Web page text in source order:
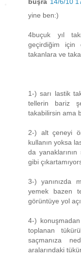
büşra 14/6/10
yine ben:)
4buçuk yıl
geçirdiğim için
takanlara ve
1-) sarı lastik
tellerin bariz
takabilirsin ama
2-) alt çeneyi
kullanın yoksa
da
gibi
3-) yanınızda
yemek bazen
görüntüye yol
4-)
toplanan
saçmanıza
aralarındaki